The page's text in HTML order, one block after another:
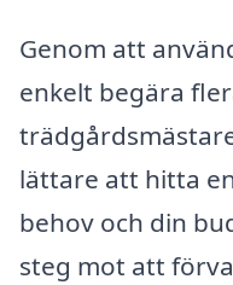
Genom att
enkelt begära
lättare att hitta
behov och din
steg mot att